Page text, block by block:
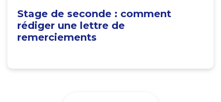
Stage de seconde : comment
rédiger une lettre de
remerciements